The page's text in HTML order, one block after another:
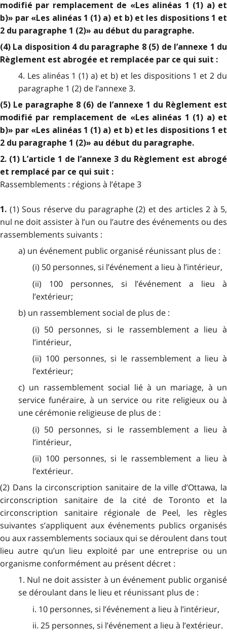
modifié par remplacement de «Les alinéas 1 (1) a) et
b)» par «Les alinéas 1 (1) a) et b) et les dispositions 1 et
2 du paragraphe 1 (2)» au début du paragraphe.
(4) La disposition 4 du paragraphe 8 (5) de l’annexe 1 du
Règlement est abrogée et remplacée par ce qui suit :
4. Les alinéas 1 (1) a) et b) et les dispositions 1 et 2 du
paragraphe 1 (2) de l’annexe 3.
(5) Le paragraphe 8 (6) de l’annexe 1 du Règlement est
modifié par remplacement de «Les alinéas 1 (1) a) et
b)» par «Les alinéas 1 (1) a) et b) et les dispositions 1 et
2 du paragraphe 1 (2)» au début du paragraphe.
2. (1) L’article 1 de l’annexe 3 du Règlement est abrogé
et remplacé par ce qui suit :
Rassemblements : régions à l’étape 3
1. (1) Sous réserve du paragraphe (2) et des articles 2 à 5,
nul ne doit assister à l’un ou l’autre des événements ou des
rassemblements suivants :
a) un événement public organisé réunissant plus de :
(i) 50 personnes, si l’événement a lieu à l’intérieur,
(ii) 100 personnes, si l’événement a lieu à
l’extérieur;
b) un rassemblement social de plus de :
(i) 50 personnes, si le rassemblement a lieu à
l’intérieur,
(ii) 100 personnes, si le rassemblement a lieu à
l’extérieur;
c) un rassemblement social lié à un mariage, à un
service funéraire, à un service ou rite religieux ou à
une cérémonie religieuse de plus de :
(i) 50 personnes, si le rassemblement a lieu à
l’intérieur,
(ii) 100 personnes, si le rassemblement a lieu à
l’extérieur.
(2) Dans la circonscription sanitaire de la ville d’Ottawa, la
circonscription sanitaire de la cité de Toronto et la
circonscription sanitaire régionale de Peel, les règles
suivantes s’appliquent aux événements publics organisés
ou aux rassemblements sociaux qui se déroulent dans tout
lieu autre qu’un lieu exploité par une entreprise ou un
organisme conformément au présent décret :
1. Nul ne doit assister à un événement public organisé
se déroulant dans le lieu et réunissant plus de :
i. 10 personnes, si l’événement a lieu à l’intérieur,
ii. 25 personnes, si l’événement a lieu à l’extérieur.